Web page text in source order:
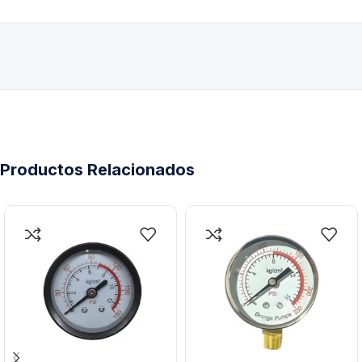
Productos Relacionados